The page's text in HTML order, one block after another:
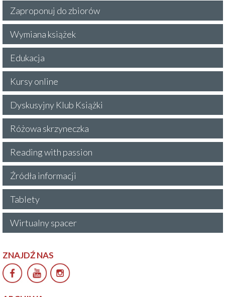
Zaproponuj do zbiorów
Wymiana książek
Edukacja
Kursy online
Dyskusyjny Klub Książki
Różowa skrzyneczka
Reading with passion
Źródła informacji
Tablety
Wirtualny spacer
ZNAJDŹ NAS